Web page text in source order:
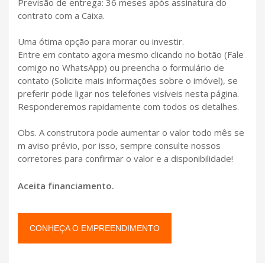
Previsão de entrega: 36 meses após assinatura do
contrato com a Caixa.
Uma ótima opção para morar ou investir.
Entre em contato agora mesmo clicando no botão (Fale
comigo no WhatsApp) ou preencha o formulário de
contato (Solicite mais informações sobre o imóvel), se
preferir pode ligar nos telefones visíveis nesta página.
Responderemos rapidamente com todos os detalhes.
Obs. A construtora pode aumentar o valor todo mês se
m aviso prévio, por isso, sempre consulte nossos
corretores para confirmar o valor e a disponibilidade!
Aceita financiamento.
CONHEÇA O EMPREENDIMENTO